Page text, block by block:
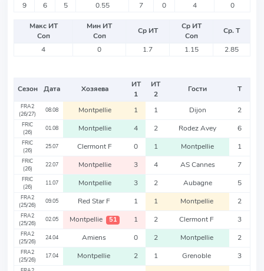
9
6 5 0.55 7 0 4 0
Макс ИТ
Соп
Мин ИТ
Соп
Ср ИТ
Ср ИТ
Соп
Ср. Т
4
0 1.7 1.15 2.85
Сезон Дата Хозяева
ИТ
1
ИТ
2
Гости Т
FRA2
(26/27)
08.08 Montpellie 1 1 Dijon 2
FRIC
(26)
01.08 Montpellie 4 2 Rodez Avey 6
FRIC
(26)
25.07 Clermont F 0 1 Montpellie 1
FRIC
(26)
22.07 Montpellie 3 4 AS Cannes 7
FRIC
(26)
11.07 Montpellie 3 2 Aubagne 5
FRA2
(25/26)
09.05 Red Star F 1 1 Montpellie 2
FRA2
(25/26)
02.05 Montpellie 51 1 2 Clermont F 3
FRA2
(25/26)
24.04 Amiens 0 2 Montpellie 2
FRA2
(25/26)
17.04 Montpellie 2 1 Grenoble 3